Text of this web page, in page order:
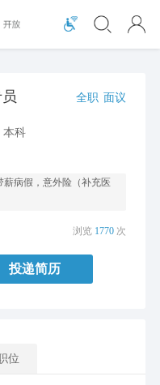
全职 面议
本科
病假，意外险（补充医
浏览 1770 次
投递简历
位